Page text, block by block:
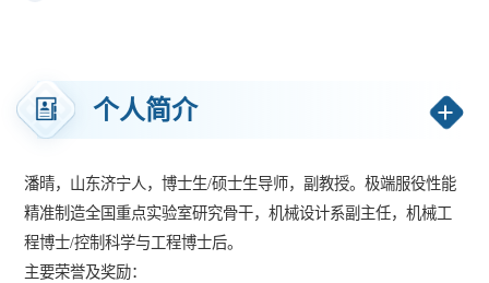
个人简介
潘晴，山东济宁人，博士生/硕士生导师，副教授。极端服役性能
精准制造全国重点实验室研究骨干，机械设计系副主任，机械工
程博士/控制科学与工程博士后。
主要荣誉及奖励：